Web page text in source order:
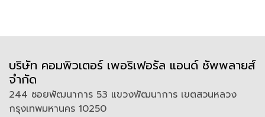
บริษัท คอมพิวเตอร์ เพอริเฟอรัล แอนด์ ซัพพลายส์
จำกัด
244 ซอยพัฒนาการ 53 แขวงพัฒนาการ เขตสวนหลวง
กรุงเทพมหานคร 10250